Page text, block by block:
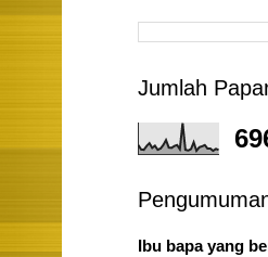
Jumlah
Ibu bapa yang